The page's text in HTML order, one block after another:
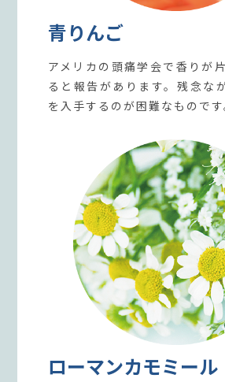
青りんご
アメリカの頭痛学会で香りが
ると報告があります。残念な
を入手するのが困難なものです
ローマンカモミール